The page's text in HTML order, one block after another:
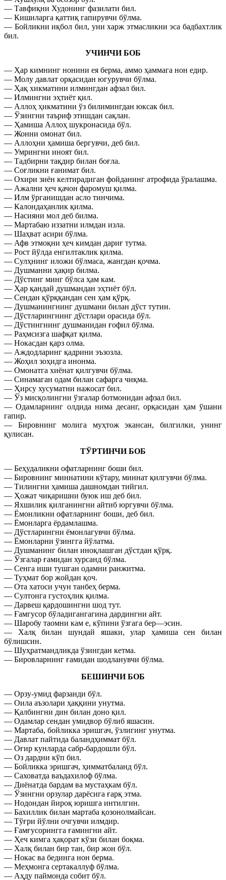
— Тавфиқни Худонинг фазилати бил.
— Кишиларга қаттиқ гапирувчи бўлма.
— Бойликни иқбол бил, уни харж этмасликни эса бадбахтлик
бил.
УЧИНЧИ БОБ
— Ҳар кимнинг нонини ея берма, аммо ҳаммага нон едир.
— Молу давлат орқасидан югурувчи бўлма.
— Ҳақ хикматини илмингдан афзал бил.
— Илмингни эҳтиёт қил.
— Аллоҳ ҳикматини ўз билимингдан юксак бил.
— Ўзингни таъриф этишдан сақлан.
— Ҳамиша Аллоҳ шукронасида бўл.
— Жонни омонат бил.
— Аллоҳни ҳамиша бергувчи, деб бил.
— Умрингни иноят бил.
— Тадбирни тақдир билан боғла.
— Соғликни ғанимат бил.
— Охири зиён келтирадиган фойданинг атрофида ўралашма.
— Ажални ҳеч қачон фаромуш қилма.
— Илм ўрганишдан асло тинчима.
— Калондаҳанлик қилма.
— Насияни мол деб билма.
— Мартабаю иззатни илмдан изла.
— Шаҳват асири бўлма.
— Афв этмоқни ҳеч кимдан дариғ тутма.
— Рост йўлда енгилтаклик қилма.
— Сулҳнинг иложи бўлмаса, жангдан қочма.
— Душманни ҳақир билма.
— Дўстинг минг бўлса ҳам кам.
— Ҳар қандай душмандан эҳтиёт бўл.
— Сендан қўрққандан сен ҳам қўрқ.
— Душманингнинг душмани билан дўст тутин.
— Дўстларингнинг дўстлари орасида бўл.
— Дўстингнинг душманидан ғофил бўлма.
— Раҳмсизга шафқат қилма.
— Нокасдан қарз олма.
— Аждодларинг қадрини эъзозла.
— Жоҳил зоҳидга инонма.
— Омонатга хиёнат қилгувчи бўлма.
— Синамаган одам билан сафарга чиқма.
— Ҳирсу хусуматни нажосат бил.
— Ўз мисқолингни ўзгалар ботмонидан афзал бил.
— Одамларнинг олдида нима десанг, орқасидан ҳам ўшани
гапир.
— Бировнинг молига муҳтож экансан, билгилки, унинг
қулисан.
ТЎРТИНЧИ БОБ
— Беҳудаликни офатларнинг боши бил.
— Бировнинг миннатини кўтару, миннат қилгувчи бўлма.
— Тилингни ҳамиша дашномдан тийгил.
— Ҳожат чиқаришни буюк иш деб бил.
— Яхшилик қилганингни айтиб юргувчи бўлма.
— Ёмонликни офатларнинг боши, деб бил.
— Ёмонларга ёрдамлашма.
— Дўстларингни ёмонлагувчи бўлма.
— Ёмонларни ўзингга йўлатма.
— Душманинг билан иноқлашган дўстдан қўрқ.
— Ўзгалар ғамидан хурсанд бўлма.
— Сенга иши тушган одамни ранжитма.
— Туҳмат бор жойдан қоч.
— Ота хатоси учун танбеҳ берма.
— Султонга густоҳлик қилма.
— Дарвеш қардошингни шод тут.
— Ғамгусор бўладигангагина дардингни айт.
— Шаробу таомни кам е, кўпини ўзгага бер—эсин.
— Халқ билан шундай яшаки, улар ҳамиша сен билан
бўлишсин.
— Шуҳратмандликда ўзингдан кетма.
— Бировларнинг ғамидан шодланувчи бўлма.
БEШИНЧИ БОБ
— Орзу-умид фарзанди бўл.
— Оила аъзолари ҳаққини унутма.
— Қалбингни дин билан доно қил.
— Одамлар сендан умидвор бўлиб яшасин.
— Мартаба, бойликка эришгач, ўзлигинг унутма.
— Давлат пайтида баландҳиммат бўл.
— Оғир кунларда сабр-бардошли бўл.
— Оз дардни кўп бил.
— Бойликка эришгач, ҳимматбаланд бўл.
— Саховатда ваъдахилоф бўлма.
— Диёнатда бардам ва мустаҳкам бўл.
— Ўзингни орзулар дарёсига ғарқ этма.
— Нодондан йироқ юришга интилгин.
— Бахиллик билан мартаба қозонолмайсан.
— Тўғри йўлни очгувчи илмдир.
— Ғамғусорингга ғамингни айт.
— Ҳеч кимга ҳақорат кўзи билан боқма.
— Халқ билан бир тан, бир жон бўл.
— Нокас ва бединга нон берма.
— Меҳмонга сертакаллуф бўлма.
— Аҳду паймонда собит бўл.